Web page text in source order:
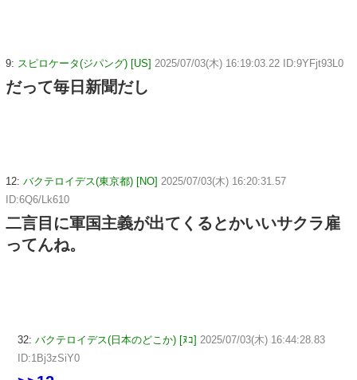
9: スピロケータ(ジパング) [US] 2025/07/03(木) 16:19:03.22 ID:9YFjt93L0
だって毎日新聞だし
12: バクテロイデス(東京都) [NO] 2025/07/03(木) 16:20:31.57
ID:6Q6/Lk610
二言目に軍国主義が出てくるとかいいサクラ雇
ってんね。
32: バクテロイデス(日本のどこか) [ﾇｺ] 2025/07/03(木) 16:44:28.83
ID:1Bj3zSiY0